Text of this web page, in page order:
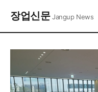
장업신문Jangup News